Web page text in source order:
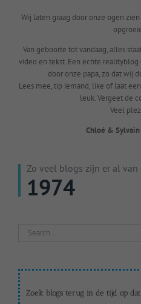
Wij laten graag door onze ogen
Van geboorte tot vandaag, alles
video en tekst. Een echte
door onze papa, zo dat wij
Lees mee, tip iemand, like of laat
leuk. Vergeet de
Veel
Chloé &
Zo veel blogs zijn er al van
1974
Search
Zoek blogs terug in de tijd op